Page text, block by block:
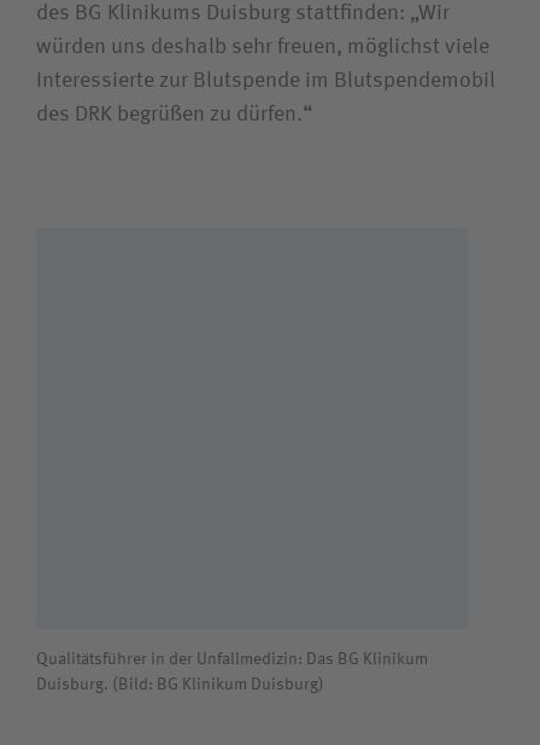
des BG Klinikums Duisburg stattfinden: „Wir
würden uns deshalb sehr freuen, möglichst viele
Interessierte zur Blutspende im Blutspendemobil
des DRK begrüßen zu dürfen.“
Qualitätsführer in der Unfallmedizin: Das BG Klinikum
Duisburg. (Bild: BG Klinikum Duisburg)